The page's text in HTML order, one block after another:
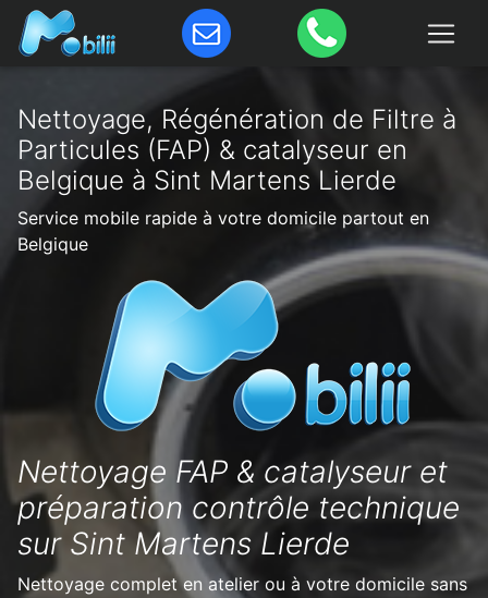
Nettoyage, Régénération de Filtre à
Particules (FAP) & catalyseur en
Belgique à Sint Martens Lierde
Service mobile rapide à votre domicile partout en
Belgique
Nettoyage FAP & catalyseur et
préparation contrôle technique
sur Sint Martens Lierde
Nettoyage complet en atelier ou à votre domicile sans